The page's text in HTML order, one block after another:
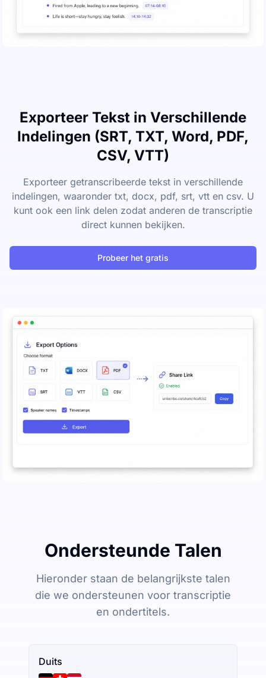
Exporteer Tekst in Verschillende
Indelingen (SRT, TXT, Word, PDF,
CSV, VTT)
Exporteer getranscribeerde tekst in verschillende
indelingen, waaronder txt, docx, pdf, srt, vtt en csv. U
kunt ook een link delen zodat anderen de transcriptie
direct kunnen bekijken.
Probeer het gratis
Ondersteunde Talen
Hieronder staan de belangrijkste talen
die we ondersteunen voor transcriptie
en ondertitels.
Duits